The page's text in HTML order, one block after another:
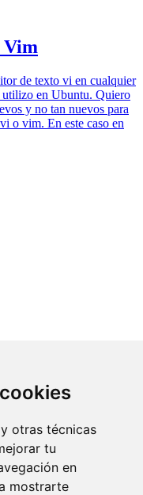
otras técnicas
tu
en
mostrarte
Vim
de texto vi en cualquier
en Ubuntu. Quiero
y no tan nuevos para
o vim. En este caso en